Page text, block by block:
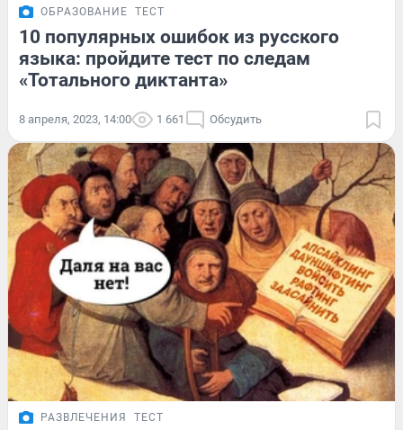
ОБРАЗОВАНИЕ ТЕСТ
10 популярных ошибок из русского
языка: пройдите тест по следам
«Тотального диктанта»
8 апреля, 2023, 14:00 1 661 Обсудить
РАЗВЛЕЧЕНИЯ ТЕСТ